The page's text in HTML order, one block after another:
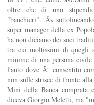
oltre che di uno
"banchieri"...Â»
super manager della ex
ha non diciamo dei soci
tra cui moltissimi di quegli
minime di una persona
l'auto dove Ã¨ consentito
non sulle strisce di fronte
Mini della Banca
diceva Giorgio Meletti, ma